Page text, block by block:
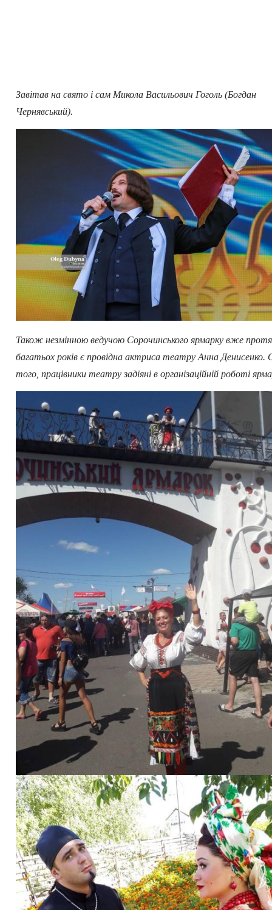
Завітав на свято і сам Микола Васильович Гоголь (Богдан
Чернявський).
Також незмінною ведучою Сорочинського ярмарку вже
багатьох років є провідна актриса театру Анна Денисенко.
того, працівники театру задіяні в організаційній роботі